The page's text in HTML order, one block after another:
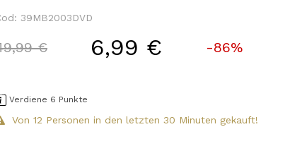
39MB2003DVD
reduced from
€to 6,99 € -86%
Verdiene 6 Punkte
Von 12 Personen in den letzten 30 Minuten gekauft!